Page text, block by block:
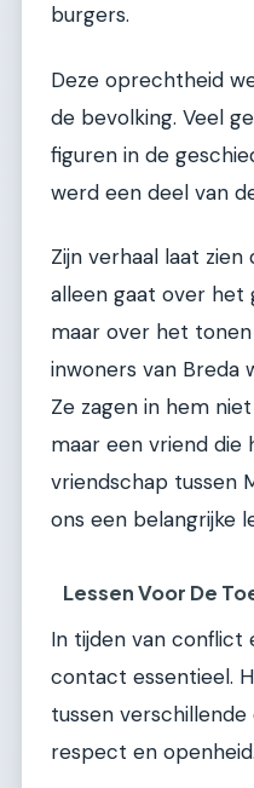
burgers.
Deze oprechtheid
de bevolking. Veel
figuren in de
werd een deel van
Zijn verhaal laat
alleen gaat over het
maar over het
inwoners van Breda
Ze zagen in hem
maar een vriend die
vriendschap tussen
ons een belangrijke
Lessen Voor De
In tijden van conflict
contact essentieel.
tussen
respect en openheid.